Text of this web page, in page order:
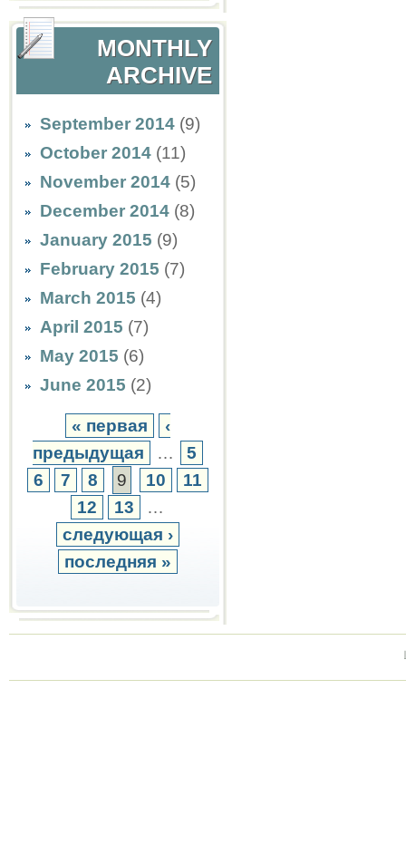
MONTHLY
ARCHIVE
September 2014 (9)
October 2014 (11)
November 2014 (5)
December 2014 (8)
January 2015 (9)
February 2015 (7)
March 2015 (4)
April 2015 (7)
May 2015 (6)
June 2015 (2)
« первая
‹
предыдущая
…
5
6
7 8 9 10
11
12
13
…
следующая ›
последняя »